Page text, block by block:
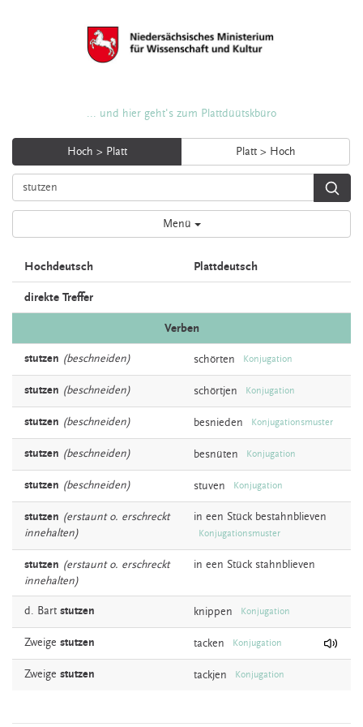
... und hier geht's zum Plattdüütskbüro
Hoch > Platt Platt > Hoch
Menü
Hochdeutsch Plattdeutsch
direkte Treffer
Verben
stutzen (beschneiden) schörten Konjugation
stutzen (beschneiden) schörtjen Konjugation
stutzen (beschneiden) besnieden Konjugationsmuster
stutzen (beschneiden) besnüten Konjugation
stutzen (beschneiden) stuven Konjugation
stutzen (erstaunt o. erschreckt
innehalten)
in een Stück bestahnblieven
Konjugationsmuster
stutzen (erstaunt o. erschreckt
innehalten)
in een Stück stahnblieven
d. Bart stutzen knippen Konjugation
Zweige stutzen tacken Konjugation
Zweige stutzen tackjen Konjugation